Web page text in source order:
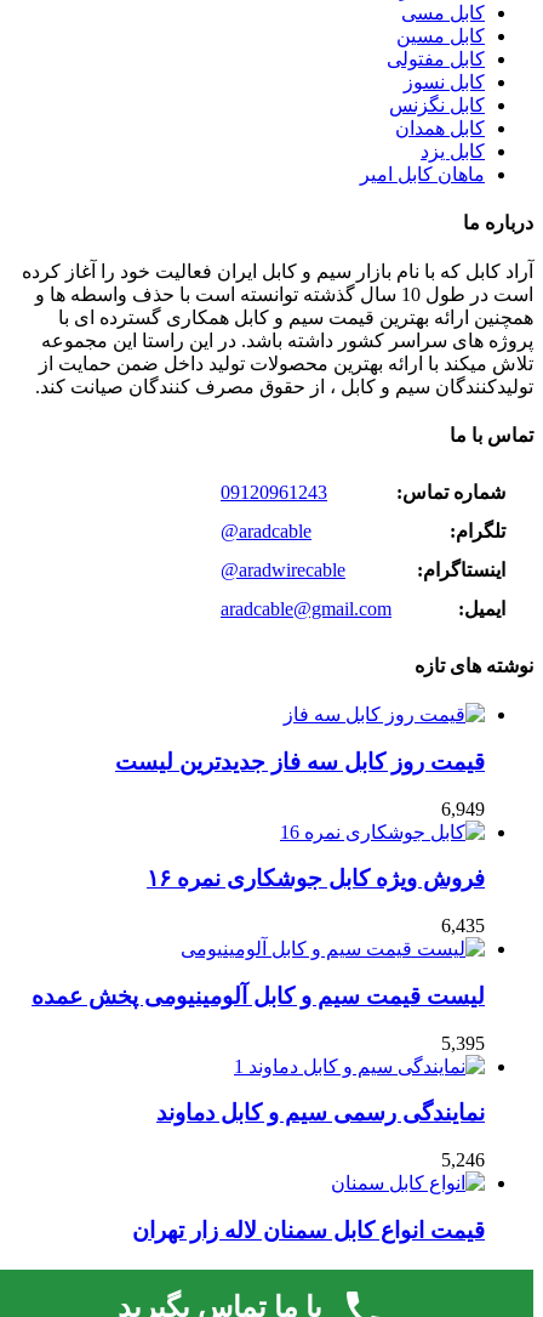
کابل مسی
کابل مسین
کابل مفتولی
کابل نسوز
کابل نگزنس
کابل همدان
کابل یزد
ماهان کابل امیر
درباره ما
آراد کابل که با نام بازار سیم و کابل ایران فعالیت خود را آغاز کرده
است در طول 10 سال گذشته توانسته است با حذف واسطه ها و
همچنین ارائه بهترین قیمت سیم و کابل همکاری گسترده ای با
پروژه های سراسر کشور داشته باشد. در این راستا این مجموعه
تلاش میکند با ارائه بهترین محصولات تولید داخل ضمن حمایت از
تولیدکنندگان سیم و کابل ، از حقوق مصرف کنندگان صیانت کند.
تماس با ما
شماره تماس:
09120961243
تلگرام:
@aradcable
اینستاگرام:
@aradwirecable
ایمیل:
aradcable@gmail.com
نوشته های تازه
قیمت روز کابل سه فاز جدیدترین لیست
6,949
فروش ویژه کابل جوشکاری نمره ۱۶
6,435
لیست قیمت سیم و کابل آلومینیومی پخش عمده
5,395
نمایندگی رسمی سیم و کابل دماوند
5,246
قیمت انواع کابل سمنان لاله زار تهران
4,727
با ما تماس بگیرید